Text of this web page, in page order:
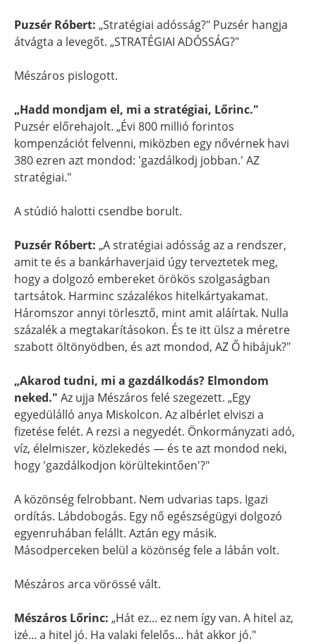
Puzsér Róbert: „Stratégiai adósság?" Puzsér hangja
átvágta a levegőt. „STRATÉGIAI ADÓSSÁG?"
Mészáros pislogott.
„Hadd mondjam el, mi a stratégiai, Lőrinc."
Puzsér előrehajolt. „Évi 800 millió forintos
kompenzációt felvenni, miközben egy nővérnek havi
380 ezren azt mondod: 'gazdálkodj jobban.' AZ
stratégiai."
A stúdió halotti csendbe borult.
Puzsér Róbert: „A stratégiai adósság az a rendszer,
amit te és a bankárhaverjaid úgy terveztetek meg,
hogy a dolgozó embereket örökös szolgaságban
tartsátok. Harminc százalékos hitelkártyakamat.
Háromszor annyi törlesztő, mint amit aláírtak. Nulla
százalék a megtakarításokon. És te itt ülsz a méretre
szabott öltönyödben, és azt mondod, AZ Ő hibájuk?"
„Akarod tudni, mi a gazdálkodás? Elmondom
neked." Az ujja Mészáros felé szegezett. „Egy
egyedülálló anya Miskolcon. Az albérlet elviszi a
fizetése felét. A rezsi a negyedét. Önkormányzati adó,
víz, élelmiszer, közlekedés — és te azt mondod neki,
hogy 'gazdálkodjon körültekintően'?"
A közönség felrobbant. Nem udvarias taps. Igazi
ordítás. Lábdobogás. Egy nő egészségügyi dolgozó
egyenruhában felállt. Aztán egy másik.
Másodperceken belül a közönség fele a lábán volt.
Mészáros arca vörössé vált.
Mészáros Lőrinc: „Hát ez... ez nem így van. A hitel az,
izé... a hitel jó. Ha valaki felelős... hát akkor jó."